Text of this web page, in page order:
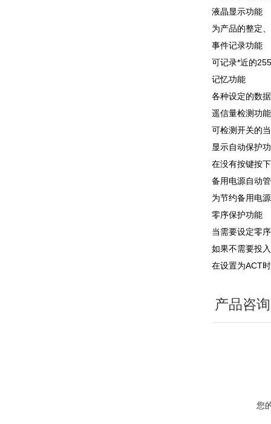
液晶显示功能
为产品的整定
事件记录功能
可记录*近的
记忆功能
各种设定的数
遥信量检测功
可检测开关的
显示自动保护
在没有按键按
备用电源自动
为节约备用电
零序保护功能
当需要设定零
如果不需要投
在设置为ACT
产品咨询
您